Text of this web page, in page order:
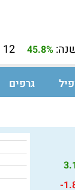
45.8% 12 חודשים:
גרפים
-